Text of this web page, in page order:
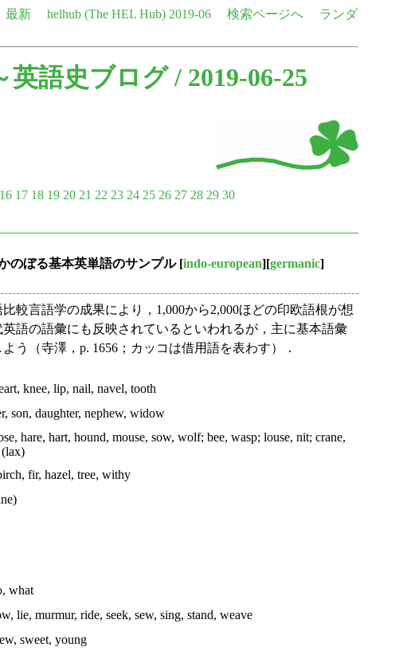
最新 helhub (The HEL Hub) 2019-06 検索ページへ
ランダ
英語史ブログ/ 2019-06-25
16 17 18 19 20 21 22 23 24 25 26 27 28 29 30
のぼる基本英単語のサンプル[indo-european][germanic]
較言語学の成果により，1,000から2,000ほどの印欧語根が想
語の語彙にも反映されているといわれるが，主に基本語彙
う（寺澤，p. 1656；カッコは借用語を表わす）．
knee, lip, nail, navel, tooth
son, daughter, nephew, widow
hare, hart, hound, mouse, sow, wolf; bee, wasp; louse, nit; crane,
(lax)
fir, hazel, tree, withy
what
lie, murmur, ride, seek, sew, sing, stand, weave
sweet, young